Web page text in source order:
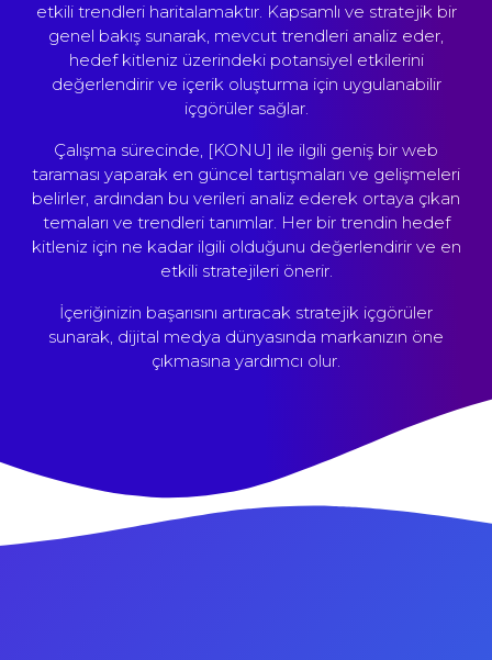
etkili trendleri haritalamaktır. Kapsamlı ve stratejik bir
genel bakış sunarak, mevcut trendleri analiz eder,
hedef kitleniz üzerindeki potansiyel etkilerini
değerlendirir ve içerik oluşturma için uygulanabilir
içgörüler sağlar.
Çalışma sürecinde, [KONU] ile ilgili geniş bir web
taraması yaparak en güncel tartışmaları ve gelişmeleri
belirler, ardından bu verileri analiz ederek ortaya çıkan
temaları ve trendleri tanımlar. Her bir trendin hedef
kitleniz için ne kadar ilgili olduğunu değerlendirir ve en
etkili stratejileri önerir.
İçeriğinizin başarısını artıracak stratejik içgörüler
sunarak, dijital medya dünyasında markanızın öne
çıkmasına yardımcı olur.